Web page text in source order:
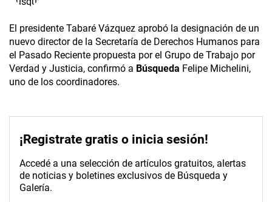
El presidente Tabaré Vázquez aprobó la designación de un
nuevo director de la Secretaría de Derechos Humanos para
el Pasado Reciente propuesta por el Grupo de Trabajo por
Verdad y Justicia, confirmó a Búsqueda Felipe Michelini,
uno de los coordinadores.
¡Registrate gratis o inicia sesión!
Accedé a una selección de artículos gratuitos, alertas
de noticias y boletines exclusivos de Búsqueda y
Galería.